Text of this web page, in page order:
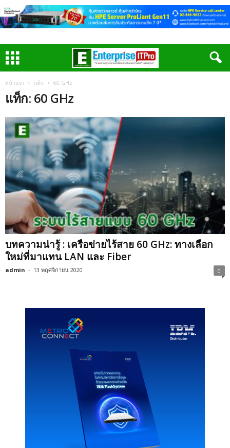
หน้าแรก แท็ก 60 GHz
แท็ก: 60 GHz
บทความน่ารู้ : เครือข่ายไร้สาย 60 GHz: ทางเลือก
ใหม่ที่มาแทน LAN และ Fiber
admin - 13 พฤศจิกายน 2020 0